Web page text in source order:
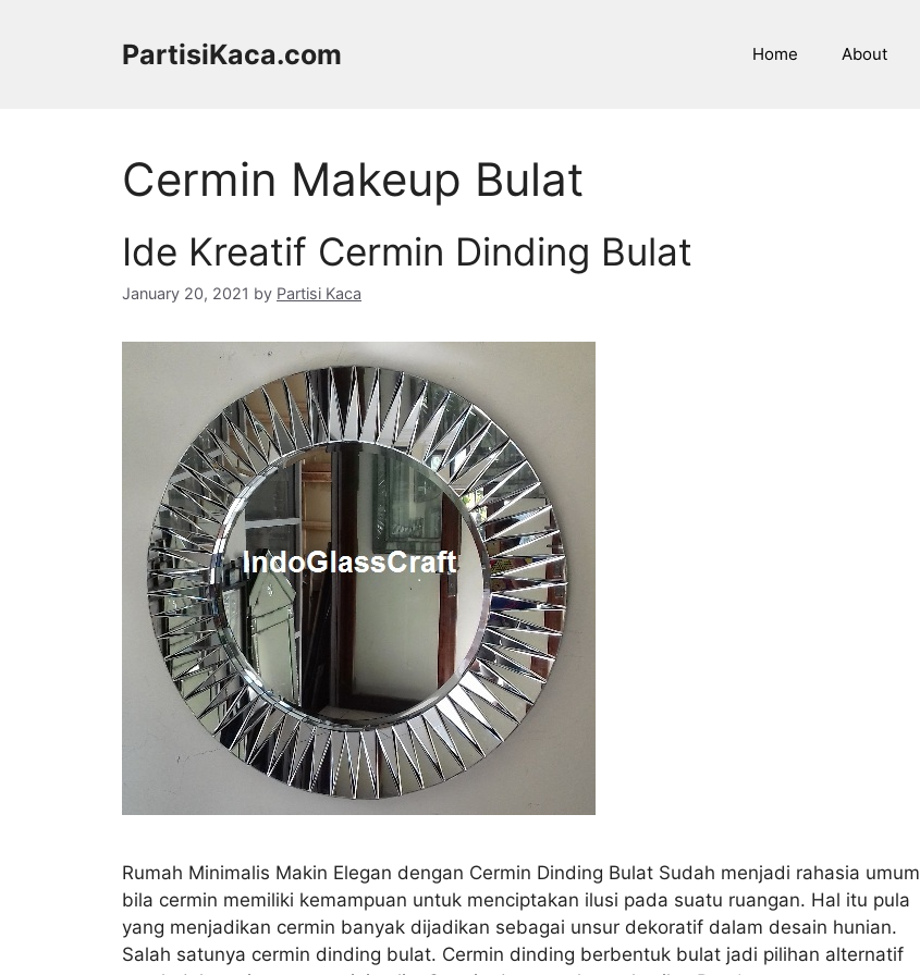
PartisiKaca.com Home About
Cermin Makeup Bulat
Ide Kreatif Cermin Dinding Bulat
January 20, 2021 by Partisi Kaca
Rumah Minimalis Makin Elegan dengan Cermin Dinding Bulat Sudah menjadi rahasia umum
bila cermin memiliki kemampuan untuk menciptakan ilusi pada suatu ruangan. Hal itu pula
yang menjadikan cermin banyak dijadikan sebagai unsur dekoratif dalam desain hunian.
Salah satunya cermin dinding bulat. Cermin dinding berbentuk bulat jadi pilihan alternatif